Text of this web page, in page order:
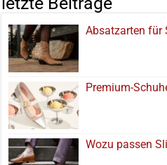
Absatzarten für
Premium-
Wozu passen